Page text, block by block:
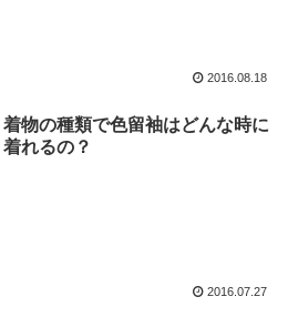
2016.08.18
着物の種類で色留袖はどんな時に
着れるの？
2016.07.27